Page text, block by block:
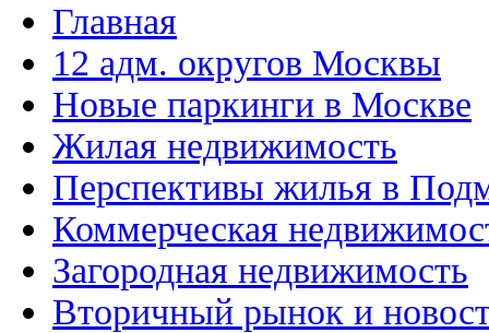
Главная
12 адм. округов Москвы
Новые паркинги в Москве
Жилая недвижимость
Перспективы жилья в
Коммерческая
Загородная недвижимость
Вторичный рынок и